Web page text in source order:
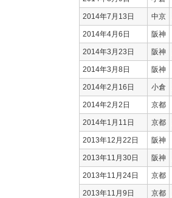
2014年7月13日 中京
2014年4月6日 阪神
2014年3月23日 阪神
2014年3月8日 阪神
2014年2月16日 小倉
2014年2月2日 京都
2014年1月11日 京都
2013年12月22日 阪神
2013年11月30日 阪神
2013年11月24日 京都
2013年11月9日 京都